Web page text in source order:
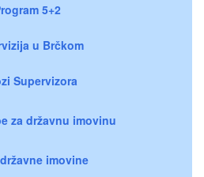
5+2
u Brčkom
Supervizora
za državnu imovinu
imovine